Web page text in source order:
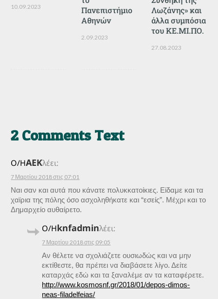
10.09.2023
Πανεπιστήμιο
Αθηνών
2.09.2023
Λωζάνης» και
άλλα συμπόσια
του ΚΕ.ΜΙ.ΠΟ.
27.08.2023
2 Comments Text
Ο/ΗΑΕΚλέει:
7 Μαρτίου 2018 στις 07:01
Ναι σαν και αυτά που κάνατε πολυκκατοίκιες. Είδαμε και τα
χαϊρια της πόλης όσο ασχοληθήκατε και “εσείς”. Μέχρι και το
Δημαρχείο αυθαίρετο.
Ο/Ηknfadminλέει:
7 Μαρτίου 2018 στις 09:05
Αν θέλετε να σχολιάζετε ουσιωδώς και να μην
εκτίθεστε, θα πρέπει να διαβάσετε λίγο. Δείτε
καταρχάς εδώ και τα ξαναλέμε αν τα καταφέρετε.
http://www.kosmosnf.gr/2018/01/depos-dimos-
neas-filadelfeias/